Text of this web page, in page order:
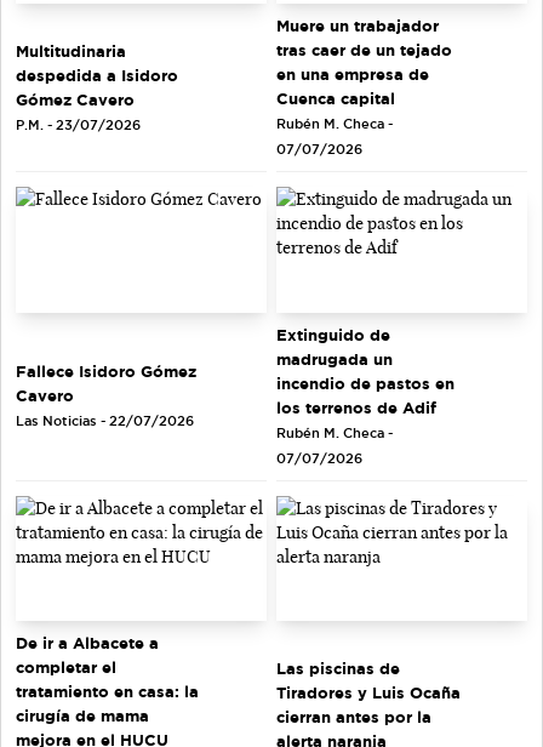
Multitudinaria
despedida a Isidoro
Gómez Cavero
P.M. - 23/07/2026
Muere un trabajador
tras caer de un tejado
en una empresa de
Cuenca capital
Rubén M. Checa -
07/07/2026
Fallece Isidoro Gómez
Cavero
Las Noticias - 22/07/2026
Extinguido de
madrugada un
incendio de pastos en
los terrenos de Adif
Rubén M. Checa -
07/07/2026
De ir a Albacete a
completar el
tratamiento en casa: la
cirugía de mama
mejora en el HUCU
Las piscinas de
Tiradores y Luis Ocaña
cierran antes por la
alerta naranja